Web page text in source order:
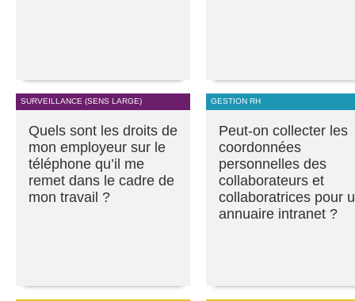
SURVEILLANCE (SENS LARGE)
Quels sont les droits de
mon employeur sur le
téléphone qu’il me
remet dans le cadre de
mon travail ?
GESTION RH
Peut-on collecter les
coordonnées
personnelles des
collaborateurs et
collaboratrices pour
annuaire intranet ?